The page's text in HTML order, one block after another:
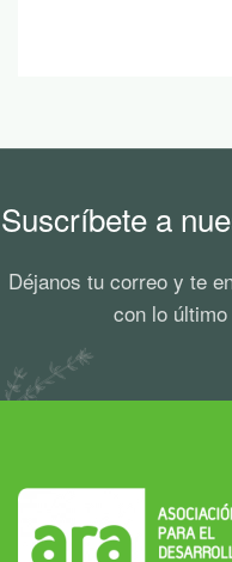
Suscríbete a
Déjanos tu correo y te
con lo